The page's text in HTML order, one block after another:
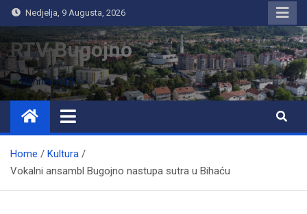
Nedjelja, 9 Augusta, 2026
RTV Bugojno
Home
Kultura
Vokalni ansambl Bugojno nastupa sutra u Bihaću